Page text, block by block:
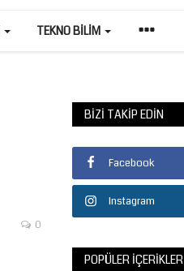
TEKNO BILIM
0
BIZI TAKIP EDIN
Facebook
Instagram
POPÜLER İÇERIKLER